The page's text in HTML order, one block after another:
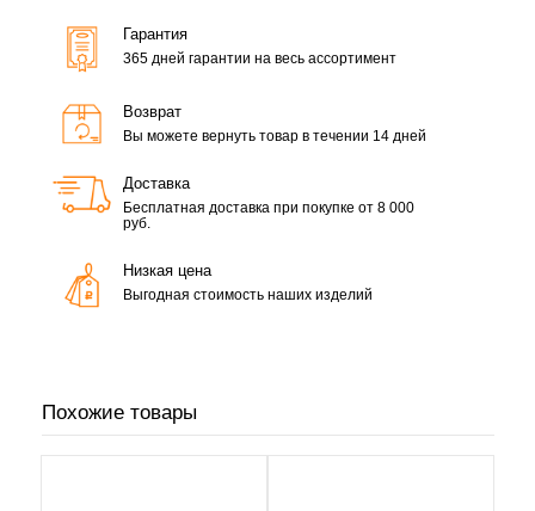
Гарантия
365 дней гарантии на весь ассортимент
Возврат
Вы можете вернуть товар в течении 14 дней
Доставка
Бесплатная доставка при покупке от 8 000
руб.
Низкая цена
Выгодная стоимость наших изделий
Похожие товары